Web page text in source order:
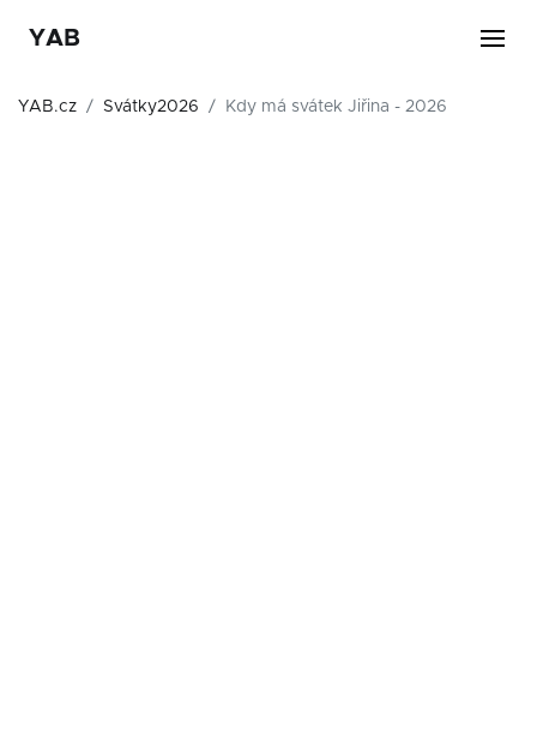
YAB
YAB.cz Svátky2026 Kdy má svátek Jiřina - 2026